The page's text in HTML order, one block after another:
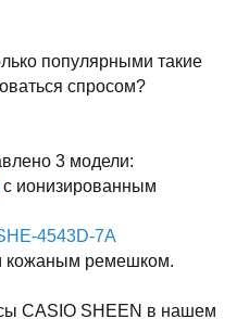
популярными такие
спросом?
3 модели:
с ионизированным
4543D-7A
кожаным ремешком.
CASIO SHEEN в нашем